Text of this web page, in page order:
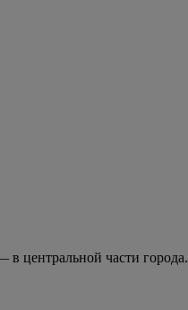
центральной части города.